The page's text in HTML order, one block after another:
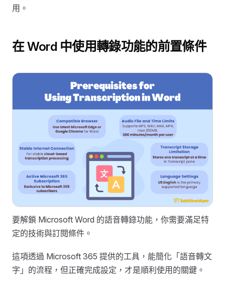
用。
在 Word 中使用轉錄功能的前置條件
要解鎖 Microsoft Word 的語音轉錄功能，你需要滿足特
定的技術與訂閱條件。
這項透過 Microsoft 365 提供的工具，能簡化「語音轉文
字」的流程，但正確完成設定，才是順利使用的關鍵。